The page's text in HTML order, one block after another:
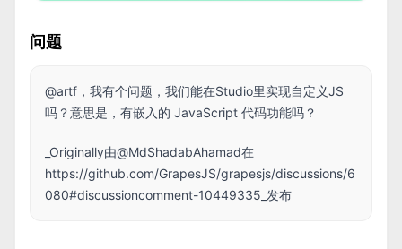
问题
@artf，我有个问题，我们能在Studio里实现自定义JS
吗？意思是，有嵌入的 JavaScript 代码功能吗？
_Originally由@MdShadabAhamad在
https://github.com/GrapesJS/grapesjs/discussions/6
080#discussioncomment-10449335_发布